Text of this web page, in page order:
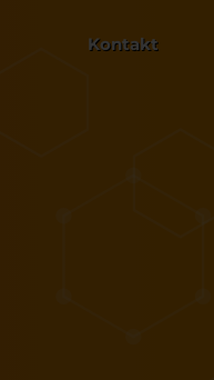
Kontakt